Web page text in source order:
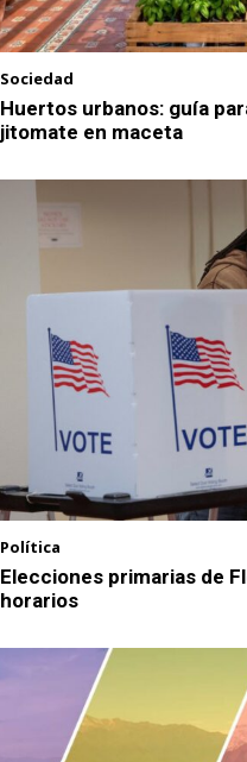
Sociedad
Huertos urbanos: guía
jitomate en maceta
Política
Elecciones primarias de
horarios